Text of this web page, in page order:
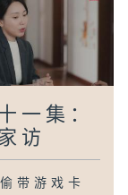
一集：
访
带游戏卡